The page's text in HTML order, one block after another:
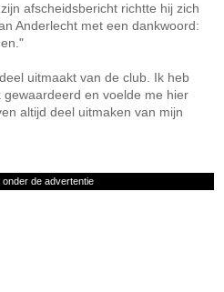
afscheidsbericht richtte hij zich
Anderlecht met een dankwoord:
uitmaakt van de club. Ik heb
en voelde me hier
altijd deel uitmaken van mijn
de advertentie